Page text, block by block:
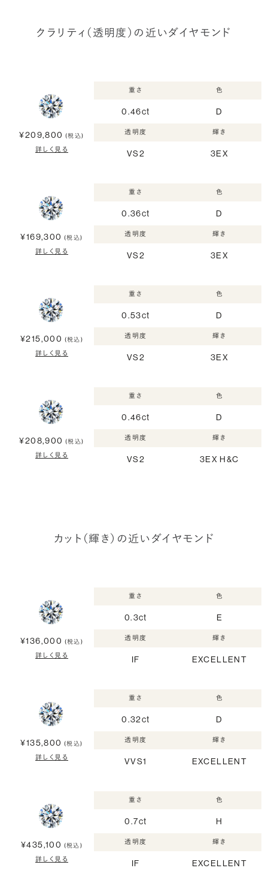
クラリティ（透明度）の近いダイヤモンド
¥209,800 (税込)
詳しく見る
重さ
0.46ct
色
D
透明度
VS2
輝き
3EX
¥169,300 (税込)
詳しく見る
重さ
0.36ct
色
D
透明度
VS2
輝き
3EX
¥215,000 (税込)
詳しく見る
重さ
0.53ct
色
D
透明度
VS2
輝き
3EX
¥208,900 (税込)
詳しく見る
重さ
0.46ct
色
D
透明度
VS2
輝き
3EX H&C
カット（輝き）の近いダイヤモンド
¥136,000 (税込)
詳しく見る
重さ
0.3ct
色
E
透明度
IF
輝き
EXCELLENT
¥135,800 (税込)
詳しく見る
重さ
0.32ct
色
D
透明度
VVS1
輝き
EXCELLENT
¥435,100 (税込)
詳しく見る
重さ
0.7ct
色
H
透明度
IF
輝き
EXCELLENT